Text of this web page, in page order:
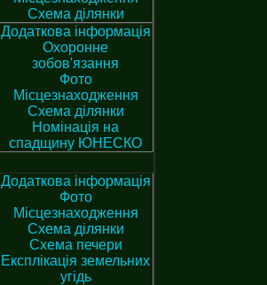
Схема ділянки
Додаткова інформація
Охоронне
зобов'язання
Фото
Місцезнаходження
Схема ділянки
Номінація на
спадщину ЮНЕСКО
Додаткова інформація
Фото
Місцезнаходження
Схема ділянки
Схема печери
Експлікація земельних
угідь